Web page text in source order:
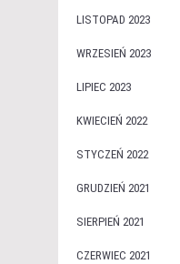
LISTOPAD 2023
WRZESIEŃ 2023
LIPIEC 2023
KWIECIEŃ 2022
STYCZEŃ 2022
GRUDZIEŃ 2021
SIERPIEŃ 2021
CZERWIEC 2021